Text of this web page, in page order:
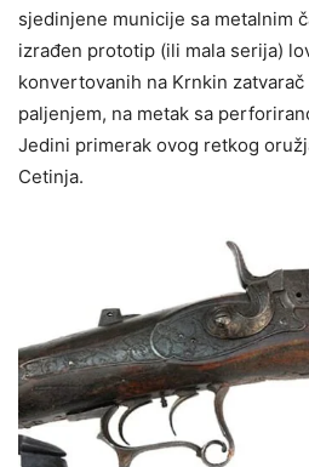
sjedinjene municije sa metalnim
izrađen prototip (ili mala serija)
konvertovanih na Krnkin
paljenjem, na metak sa
Jedini primerak ovog retkog
Cetinja.